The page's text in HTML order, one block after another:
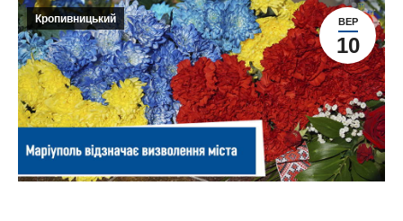
ВЕР
10
Кропивницький